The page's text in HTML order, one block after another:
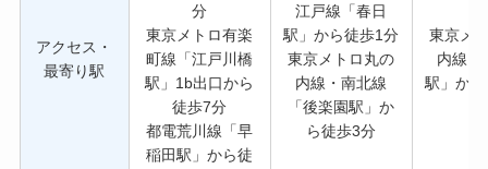
アクセス・
最寄り駅
分
東京メトロ有楽
町線「江戸川橋
駅」1b出口から
徒歩7分
都電荒川線「早
稲田駅」から徒
江戸線「春日
駅」から徒歩1分
東京メトロ丸の
内線・南北線
「後楽園駅」か
ら徒歩3分
東京メ
内線「
駅」か